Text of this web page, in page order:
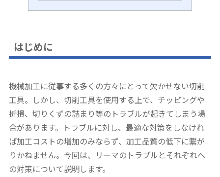
はじめに
機械加工に従事する多くの方々にとって欠かせない切削
工具。しかし、切削工具を使用する上で、チッピングや
折損、切りくずの詰まり等のトラブルが起きてしまう場
合があります。トラブルに対し、最適な対策をしなけれ
ば加工コストの増加のみならず、加工品質の低下に繋が
りかねません。今回は、リーマのトラブルとそれぞれへ
の対策について説明します。